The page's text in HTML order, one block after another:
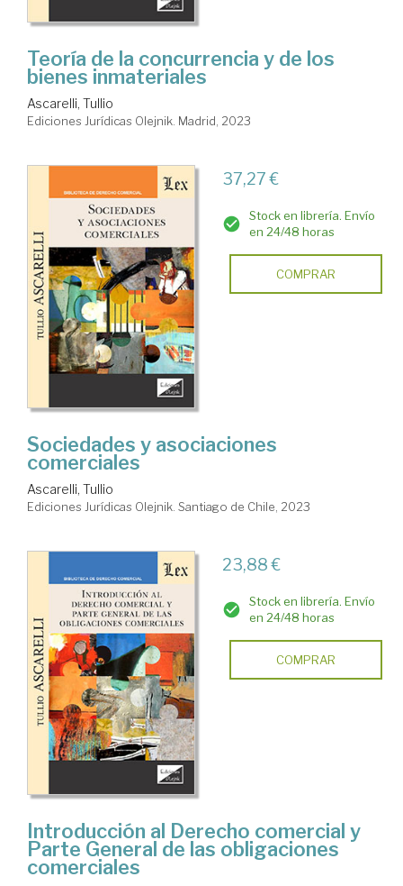
Teoría de la concurrencia y de los
bienes inmateriales
Ascarelli, Tullio
Ediciones Jurídicas Olejnik. Madrid, 2023
37,27 €
Stock en librería. Envío
en 24/48 horas
COMPRAR
Sociedades y asociaciones
comerciales
Ascarelli, Tullio
Ediciones Jurídicas Olejnik. Santiago de Chile, 2023
23,88 €
Stock en librería. Envío
en 24/48 horas
COMPRAR
Introducción al Derecho comercial y
Parte General de las obligaciones
comerciales